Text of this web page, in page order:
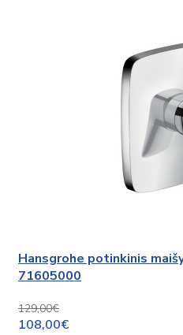
Hansgrohe potinkinis
71605000
129,00€
108,00€